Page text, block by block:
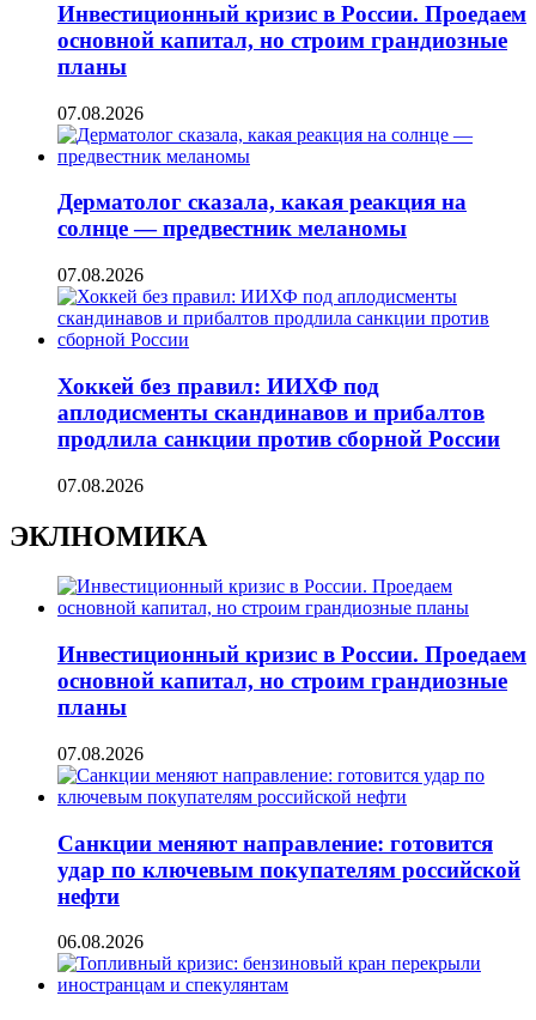
Инвестиционный кризис в России. Проедаем
основной капитал, но строим грандиозные
планы
07.08.2026
Дерматолог сказала, какая реакция на
солнце — предвестник меланомы
07.08.2026
Хоккей без правил: ИИХФ под
аплодисменты скандинавов и прибалтов
продлила санкции против сборной России
07.08.2026
ЭКЛНОМИКА
Инвестиционный кризис в России. Проедаем
основной капитал, но строим грандиозные
планы
07.08.2026
Санкции меняют направление: готовится
удар по ключевым покупателям российской
нефти
06.08.2026